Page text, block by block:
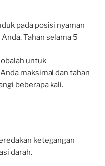
pada posisi nyaman
Tahan selama 5
untuk
maksimal dan tahan
beberapa kali.
ketegangan
darah.